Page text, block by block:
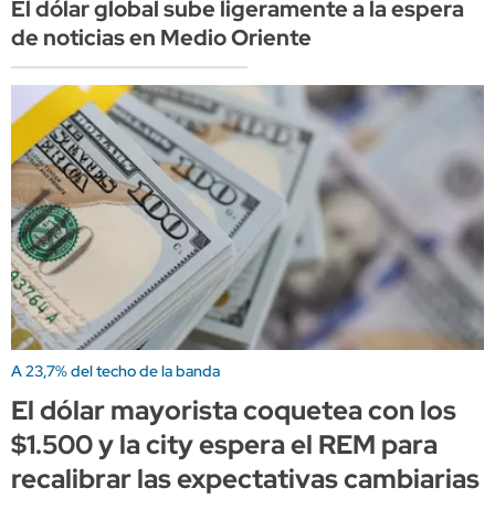
El dólar global sube ligeramente a la espera
de noticias en Medio Oriente
A 23,7% del techo de la banda
El dólar mayorista coquetea con los
$1.500 y la city espera el REM para
recalibrar las expectativas cambiarias